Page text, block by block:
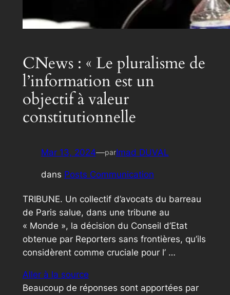
CNews : « Le pluralisme de
l’information est un
objectif à valeur
constitutionnelle
Mar 13, 2024—parImad DUVAL
dans Posts Communication
TRIBUNE. Un collectif d’avocats du barreau
de Paris salue, dans une tribune au
« Monde », la décision du Conseil d’Etat
obtenue par Reporters sans frontières, qu’ils
considèrent comme cruciale pour l’ …
Aller à la source
Beaucoup de réponses sont apportées par